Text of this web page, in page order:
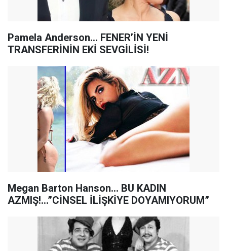
Pamela Anderson… FENER’İN YENİ
TRANSFERİNİN EKİ SEVGİLİSİ!
Megan Barton Hanson… BU KADIN
AZMIŞ!...”CİNSEL İLİŞKİYE DOYAMIYORUM”